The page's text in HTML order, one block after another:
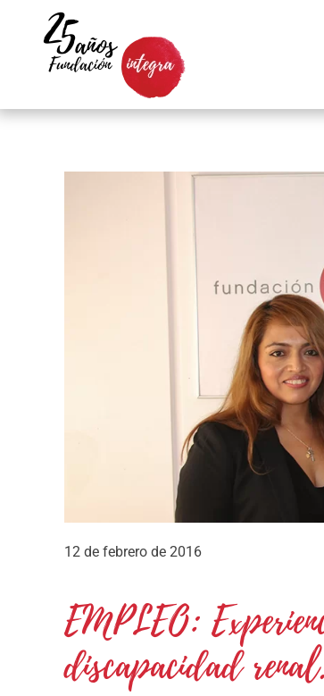
Skip to main content
12 de febrero de 2016
EMPLEO:
discapacidad renal.